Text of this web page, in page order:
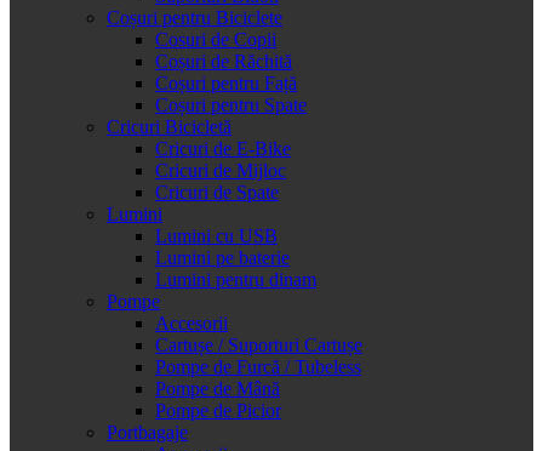
Coșuri pentru Biciclete
Cosuri de Copii
Coșuri de Răchită
Coșuri pentru Față
Coșuri pentru Spate
Cricuri Bicicletă
Cricuri de E-Bike
Cricuri de Mijloc
Cricuri de Spate
Lumini
Lumini cu USB
Lumini pe baterie
Lumini pentru dinam
Pompe
Accesorii
Cartușe / Suporturi Cartușe
Pompe de Furcă / Tubeless
Pompe de Mână
Pompe de Picior
Portbagaje